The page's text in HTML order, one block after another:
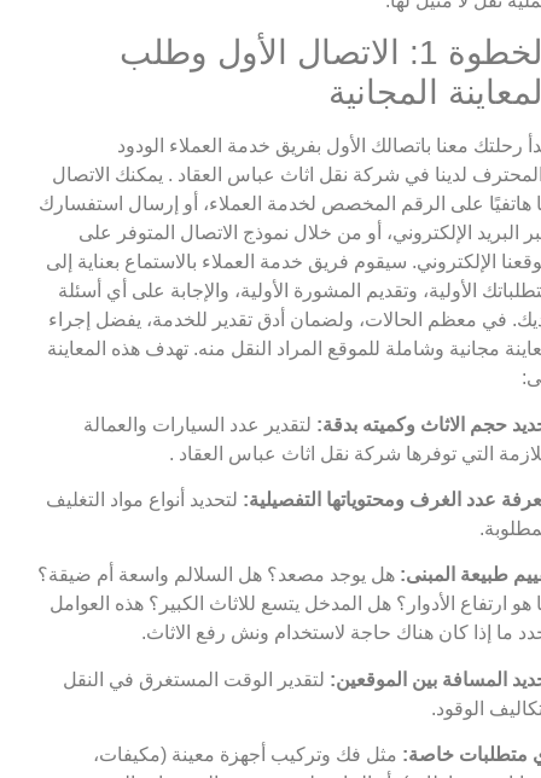
الخطوة 1: الاتصال الأول وطلب
المجانية
رحلتك معنا باتصالك الأول بفريق خدمة العملاء الودود
لدينا في شركة نقل اثاث عباس العقاد . يمكنك الاتصال
هاتفيًا على الرقم المخصص لخدمة العملاء، أو إرسال استفسارك
البريد الإلكتروني، أو من خلال نموذج الاتصال المتوفر على
الإلكتروني. سيقوم فريق خدمة العملاء بالاستماع بعناية إلى
الأولية، وتقديم المشورة الأولية، والإجابة على أي أسئلة
في معظم الحالات، ولضمان أدق تقدير للخدمة، يفضل إجراء
مجانية وشاملة للموقع المراد النقل منه. تهدف هذه المعاينة
حجم الاثاث وكميته بدقة: لتقدير عدد السيارات والعمالة
التي توفرها شركة نقل اثاث عباس العقاد .
عدد الغرف ومحتوياتها التفصيلية: لتحديد أنواع مواد التغليف
طبيعة المبنى: هل يوجد مصعد؟ هل السلالم واسعة أم ضيقة؟
هو ارتفاع الأدوار؟ هل المدخل يتسع للاثاث الكبير؟ هذه العوامل
ما إذا كان هناك حاجة لاستخدام ونش رفع الاثاث.
المسافة بين الموقعين: لتقدير الوقت المستغرق في النقل
الوقود.
متطلبات خاصة: مثل فك وتركيب أجهزة معينة (مكيفات،